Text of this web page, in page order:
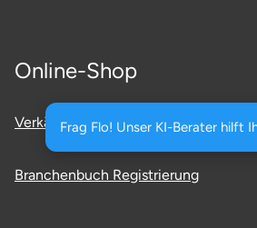
Frag Flo! Unser KI-Berater hilft
Online-Shop
Verkäufer Registrierung
Branchenbuch Registrierung